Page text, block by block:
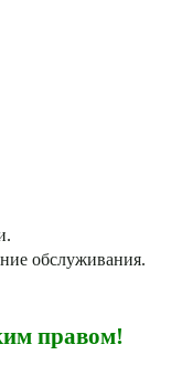
обслуживания.
правом!